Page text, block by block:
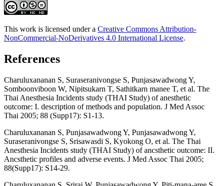
This work is licensed under a Creative Commons Attribution-
NonCommercial-NoDerivatives 4.0 International License.
References
Charuluxananan S, Suraseranivongse S, Punjasawadwong Y,
Somboonviboon W, Nipitsukarn T, Sathitkarn manee T, et al. The
Thai Anesthesia Incidents study (THAI Study) of anesthetic
outcome: I. description of methods and population. J Med Assoc
Thai 2005; 88 (Supp17): S1-13.
Charuluxananan S, Punjasawadwong Y, Punjasawadwong Y,
Suraseranivongse S, Srisawasdi S, Kyokong O, et al. The Thai
Anesthesia Incidents study (THAI Study) of ancsthetic outcome: II.
Ancsthetic profiles and adverse events. J Med Assoc Thai 2005;
88(Supp17): S14-29.